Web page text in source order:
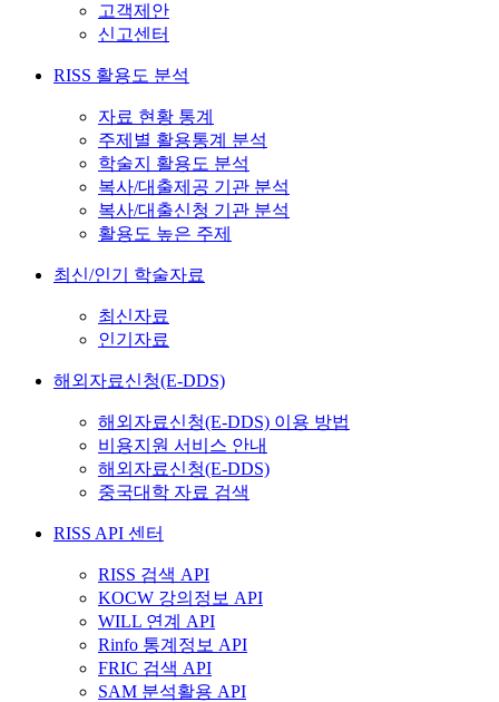
고객제안
신고센터
RISS 활용도 분석
자료 현황 통계
주제별 활용통계 분석
학술지 활용도 분석
복사/대출제공 기관 분석
복사/대출신청 기관 분석
활용도 높은 주제
최신/인기 학술자료
최신자료
인기자료
해외자료신청(E-DDS)
해외자료신청(E-DDS) 이용 방법
비용지원 서비스 안내
해외자료신청(E-DDS)
중국대학 자료 검색
RISS API 센터
RISS 검색 API
KOCW 강의정보 API
WILL 연계 API
Rinfo 통계정보 API
FRIC 검색 API
SAM 분석활용 API